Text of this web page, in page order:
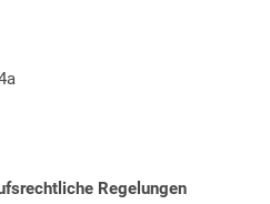
Regelungen